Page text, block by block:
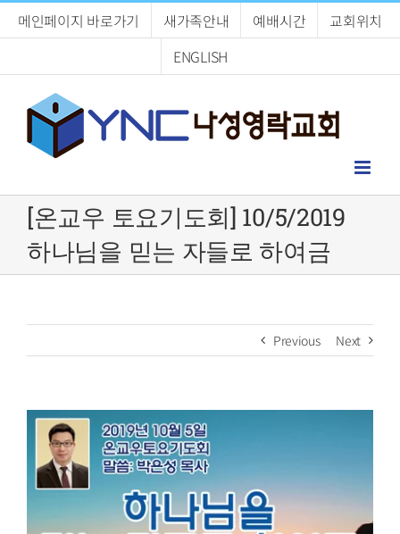
메인페이지 바로가기 새가족안내 예배시간
교회위치
ENGLISH
[온교우 토요기도회] 10/5/2019
하나님을 믿는 자들로 하여금
Previous Next